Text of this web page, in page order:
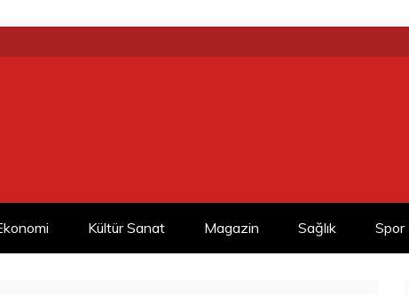
Kültür Sanat Magazin Sağlık Spor